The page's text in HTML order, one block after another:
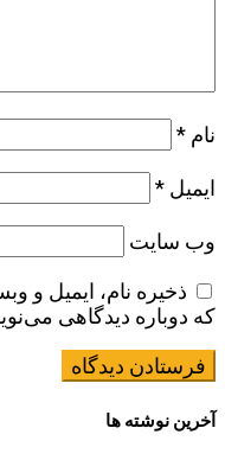
نام *
ایمیل *
وب‌ سایت
ذخیره نام، ایمیل و
که دوباره دیدگاهی
آخرین نوشته ها